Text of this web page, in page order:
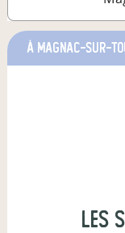
à Magnac-sur-
les